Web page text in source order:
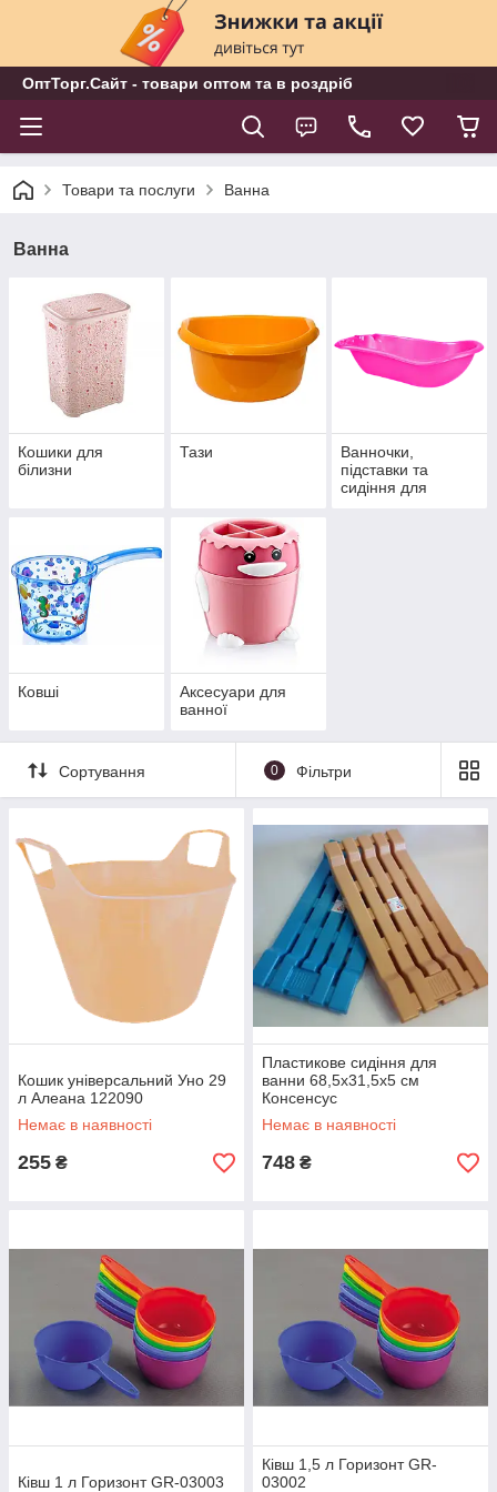
ОптТорг.Сайт - товари оптом та в роздріб
Товари та послуги Ванна
Ванна
Кошики для
білизни
Тази
Ванночки,
підставки та
сидіння для
Ковші
Аксесуари для
ванної
Сортування 0 Фільтри
Кошик універсальний Уно 29
л Алеана 122090
Немає в наявності
255 ₴
Пластикове сидіння для
ванни 68,5х31,5х5 см
Консенсус
Немає в наявності
748 ₴
Ківш 1 л Горизонт GR-03003
Ківш 1,5 л Горизонт GR-
03002